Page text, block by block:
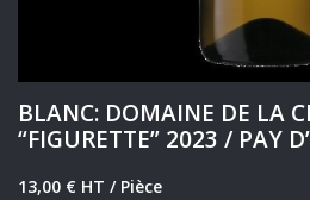
BLANC: DOMAINE DE LA
“FIGURETTE” 2023 / PAY
13,00 € HT / Pièce